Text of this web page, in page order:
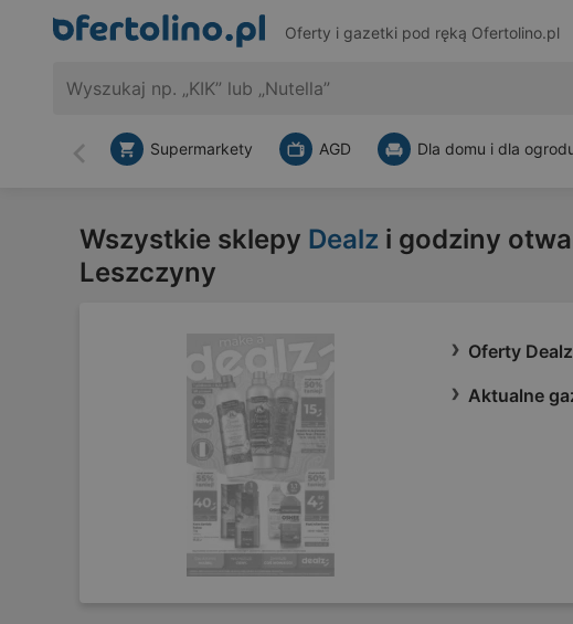
Oferty i gazetki pod ręką Ofertolino.pl
Wstecz
Supermarkety AGD Dla domu i dla
Wszystkie sklepy Dealz i godziny
Leszczyny
Oferty Dealz
Aktualne